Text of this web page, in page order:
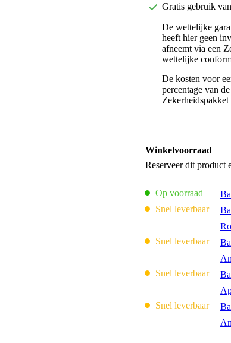
Gratis gebruik
De wettelijke
heeft hier geen
afneemt via een
wettelijke
De kosten voor
percentage van
Winkelvoorraad
Reserveer dit product
Op voorraad
Snel leverbaar
Snel leverbaar
Snel leverbaar
Snel leverbaar